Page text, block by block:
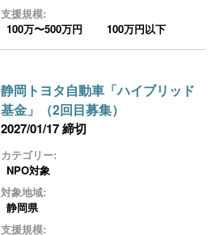
支援規模:
100万〜500万円
100万円以下
静岡トヨタ自動車「ハイブリッド
基金」（2回目募集）
2027/01/17 締切
カテゴリー:
NPO対象
対象地域:
静岡県
支援規模: